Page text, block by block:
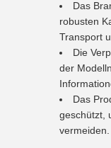
Das
robusten
Transport
Die
der
Das
geschützt,
vermeiden.